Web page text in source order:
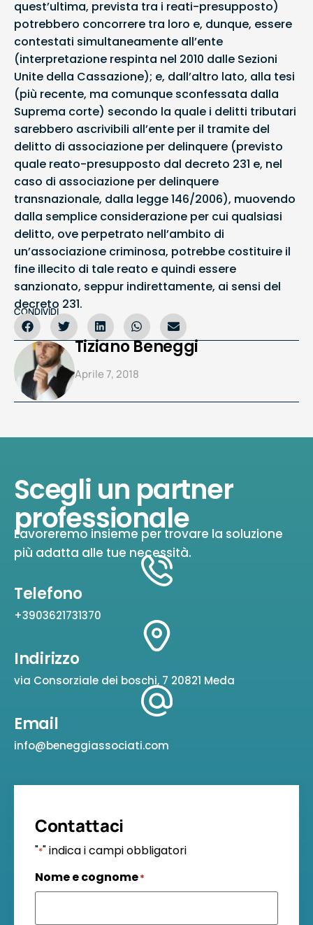
quest’ultima, prevista tra i reati-presupposto)
potrebbero concorrere tra loro e, dunque, essere
contestati simultaneamente all’ente
(interpretazione respinta nel 2010 dalle Sezioni
Unite della Cassazione); e, dall’altro lato, alla tesi
(più recente, ma comunque sconfessata dalla
Suprema corte) secondo la quale i delitti tributari
sarebbero ascrivibili all’ente per il tramite del
delitto di associazione per delinquere (previsto
quale reato-presupposto dal decreto 231 e, nel
caso di associazione per delinquere
transnazionale, dalla legge 146/2006), muovendo
dalla semplice considerazione per cui qualsiasi
delitto, ove perpetrato nell’ambito di
un’associazione criminosa, potrebbe costituire il
fine illecito di tale reato e quindi essere
sanzionato, seppur indirettamente, ai sensi del
decreto 231.
CONDIVIDI
Tiziano Beneggi
Aprile 7, 2018
Scegli un partner
professionale
Lavoreremo insieme per trovare la soluzione
più adatta alle tue necessità.
Telefono
+3903621731370
Indirizzo
via Consorziale dei boschi, 7 20821 Meda
Email
info@beneggiassociati.com
Contattaci
"*" indica i campi obbligatori
Nome e cognome*